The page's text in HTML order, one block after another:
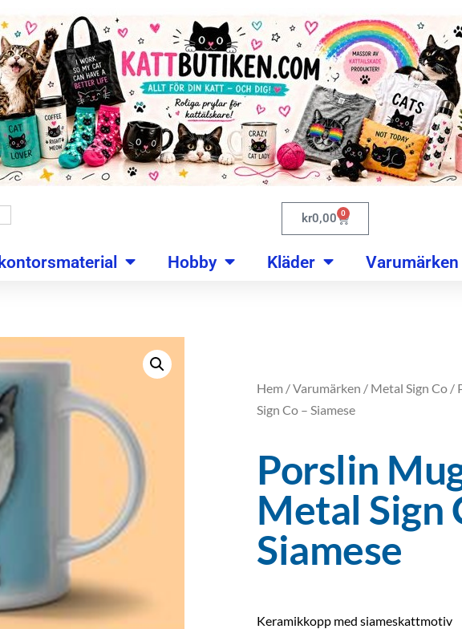
kr0,00 0
kontorsmaterial Hobby Kläder Varumärken
Hem /Varumärken / Metal Sign Co /
Sign Co – Siamese
Porslin
Metal Sign
Siamese
Keramikkopp med siameskattmotiv